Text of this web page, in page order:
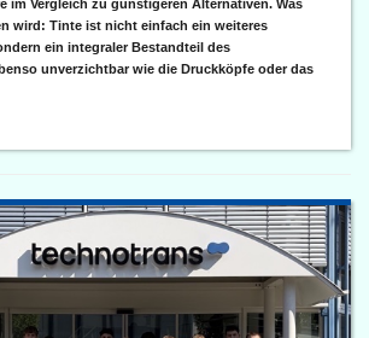
im Vergleich zu günstigeren Alternativen. Was
wird: Tinte ist nicht einfach ein weiteres
ein integraler Bestandteil des
unverzichtbar wie die Druckköpfe oder das